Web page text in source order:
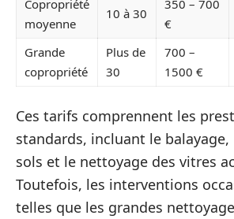
Copropriété
moyenne
10 à 30
350 – 700
€
Grande
copropriété
Plus de
30
700 –
1500 €
Ces tarifs comprennent les
standards, incluant le balayage,
sols et le nettoyage des vitres
Toutefois, les interventions
telles que les grandes